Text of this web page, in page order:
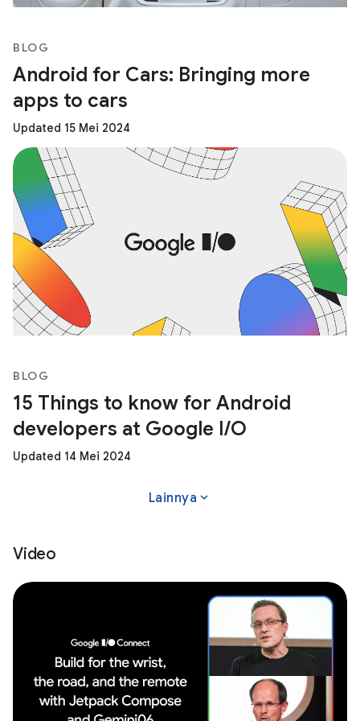
BLOG
Android for Cars: Bringing more
apps to cars
Updated 15 Mei 2024
BLOG
15 Things to know for Android
developers at Google I/O
Updated 14 Mei 2024
Lainnya expand_more
Video